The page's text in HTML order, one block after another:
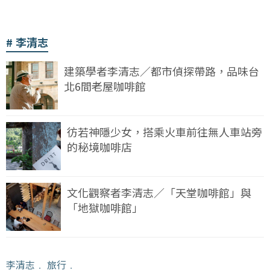
李清志
建築學者李清志／都市偵探帶路，品味台
北6間老屋咖啡館
彷若神隱少女，搭乘火車前往無人車站旁
的秘境咖啡店
文化觀察者李清志／「天堂咖啡館」與
「地獄咖啡館」
李清志 ﹒ 旅行 ﹒